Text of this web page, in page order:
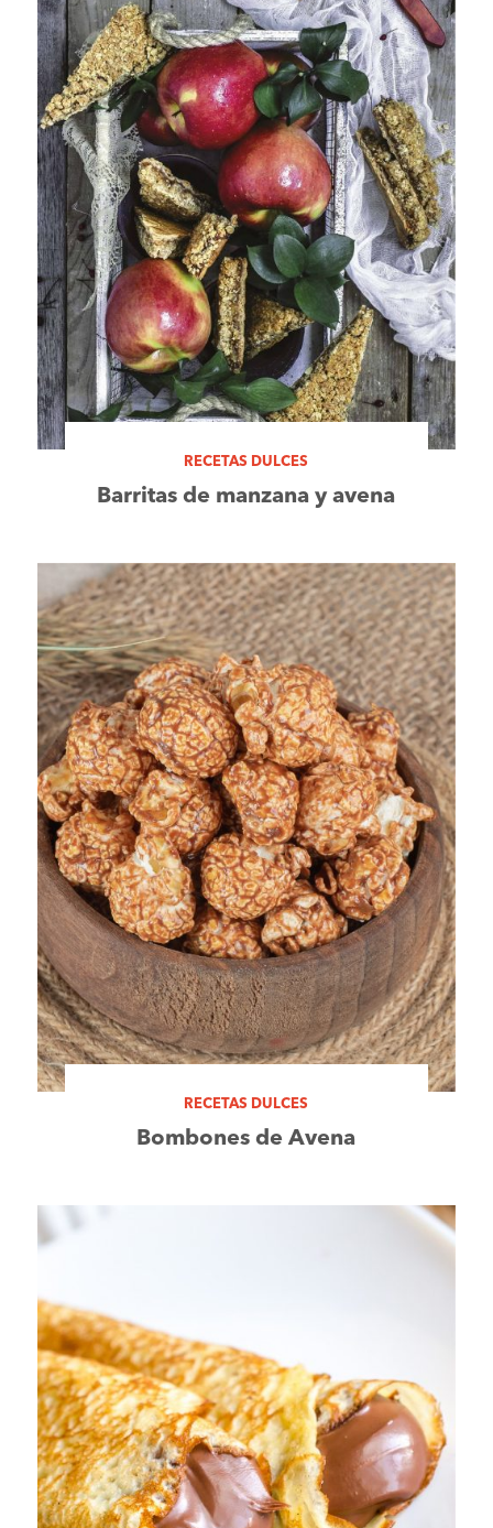
RECETAS DULCES
Barritas de manzana y avena
RECETAS DULCES
Bombones de Avena